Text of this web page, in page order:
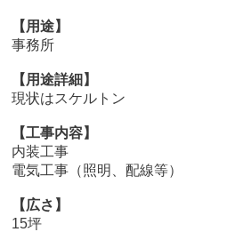
【用途】
事務所
【用途詳細】
現状はスケルトン
【工事内容】
内装工事
電気工事（照明、配線等）
【広さ】
15坪